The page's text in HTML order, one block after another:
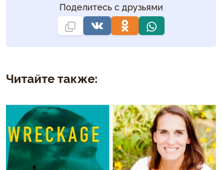
Поделитесь с друзьями
Читайте также: